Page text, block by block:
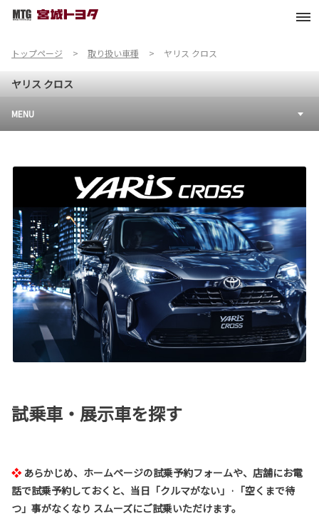
トップページ 取り扱い車種 ヤリス クロス
ヤリス クロス
MENU
試乗車・展示車を探す
❖ あらかじめ、ホームページの試乗予約フォームや、店舗にお電
話で試乗予約しておくと、当日「クルマがない」·「空くまで待
つ」事がなくなり スムーズにご試乗いただけます。